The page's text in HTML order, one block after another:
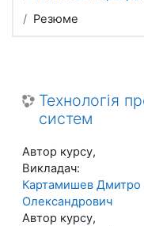
Резюме
Технологія
систем
Автор курсу,
Викладач:
Картамишев Дмитро
Олександрович
Автор курсу,